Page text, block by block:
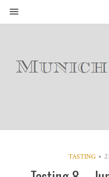
MENU
TASTING